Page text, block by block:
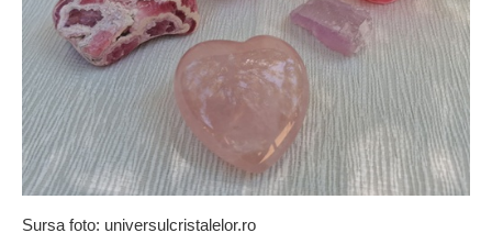
Sursa foto: universulcristalelor.ro